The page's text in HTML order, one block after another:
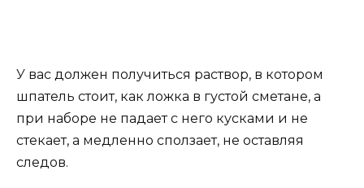
У вас должен получиться раствор, в котором
шпатель стоит, как ложка в густой сметане, а
при наборе не падает с него кусками и не
стекает, а медленно сползает, не оставляя
следов.